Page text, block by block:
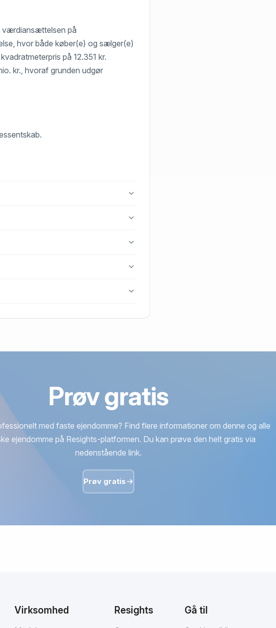
værdiansættelsen på
hvor både køber(e) og sælger(e)
på 12.351 kr.
kr., hvoraf grunden udgør
Prøv gratis
med faste ejendomme? Find flere informationer om denne og alle
ejendomme på Resights-platformen. Du kan prøve den helt gratis via
nedenstående link.
Prøv gratis
Virksomhed Resights Gå til